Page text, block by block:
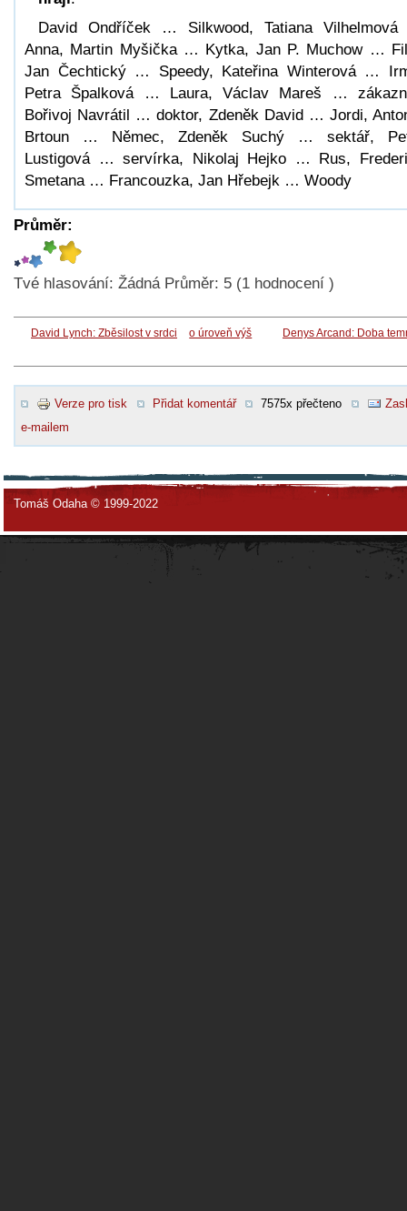
David Ondříček … Silkwood, Tatiana
Anna, Martin Myšička … Kytka, Jan P. Muchow …
Jan Čechtický … Speedy, Kateřina Winterová …
Petra Špalková … Laura, Václav Mareš …
Bořivoj Navrátil … doktor, Zdeněk David … Jordi,
Brtoun … Němec, Zdeněk Suchý … sektář,
Lustigová … servírka, Nikolaj Hejko … Rus,
Smetana … Francouzka, Jan Hřebejk … Woody
Průměr:
Tvé hlasování: Žádná Průměr: 5 (1 hodnocení )
David Lynch: Zběsilost v srdci o úroveň výš Denys Arcand: Doba
Verze pro tisk Přidat komentář 7575x přečteno
e-mailem
Tomáš Odaha © 1999-2022